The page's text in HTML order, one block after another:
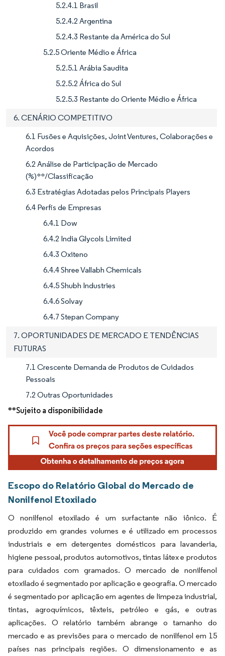
5.2.4.1 Brasil
5.2.4.2 Argentina
5.2.4.3 Restante da América do Sul
5.2.5 Oriente Médio e África
5.2.5.1 Arábia Saudita
5.2.5.2 África do Sul
5.2.5.3 Restante do Oriente Médio e África
6. CENÁRIO COMPETITIVO
6.1 Fusões e Aquisições, Joint Ventures, Colaborações e
Acordos
6.2 Análise de Participação de Mercado
(%)**/Classificação
6.3 Estratégias Adotadas pelos Principais Players
6.4 Perfis de Empresas
6.4.1 Dow
6.4.2 India Glycols Limited
6.4.3 Oxiteno
6.4.4 Shree Vallabh Chemicals
6.4.5 Shubh Industries
6.4.6 Solvay
6.4.7 Stepan Company
7. OPORTUNIDADES DE MERCADO E TENDÊNCIAS
FUTURAS
7.1 Crescente Demanda de Produtos de Cuidados
Pessoais
7.2 Outras Oportunidades
**Sujeito a disponibilidade
Escopo do Relatório Global do Mercado de
Nonilfenol Etoxilado
O nonilfenol etoxilado é um surfactante não iônico. É
produzido em grandes volumes e é utilizado em processos
industriais e em detergentes domésticos para lavanderia,
higiene pessoal, produtos automotivos, tintas látex e produtos
para cuidados com gramados. O mercado de nonilfenol
etoxilado é segmentado por aplicação e geografia. O mercado
é segmentado por aplicação em agentes de limpeza industrial,
tintas, agroquímicos, têxteis, petróleo e gás, e outras
aplicações. O relatório também abrange o tamanho do
mercado e as previsões para o mercado de nonilfenol em 15
países nas principais regiões. O dimensionamento e as